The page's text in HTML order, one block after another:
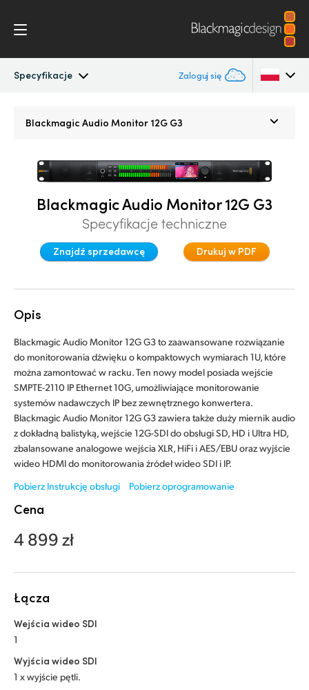
Specyfikacje Zaloguj się
Austria
Brazil
China
Denmark
Germany
Hong Kong SAR, China
India
Italy
Netherlands
Norway
Blackmagic Audio Monitor 12G G3
Blackmagic Audio Monitor 12G G3
Specyfikacje techniczne
Znajdź sprzedawcę Drukuj w PDF
Opis
Blackmagic Audio Monitor 12G G3 to zaawansowane rozwiązanie
do monitorowania dźwięku o kompaktowych wymiarach 1U, które
można zamontować w racku. Ten nowy model posiada wejście
SMPTE-2110 IP Ethernet 10G, umożliwiające monitorowanie
systemów nadawczych IP bez zewnętrznego konwertera.
Blackmagic Audio Monitor 12G G3 zawiera także duży miernik audio
z dokładną balistyką, wejście 12G-SDI do obsługi SD, HD i Ultra HD,
zbalansowane analogowe wejścia XLR, HiFi i AES/EBU oraz wyjście
wideo HDMI do monitorowania źródeł wideo SDI i IP.
Pobierz Instrukcję obsługi
Pobierz oprogramowanie
Cena
4 899 zł
Łącza
Wejścia wideo SDI
1
Wyjścia wideo SDI
1 x wyjście pętli.